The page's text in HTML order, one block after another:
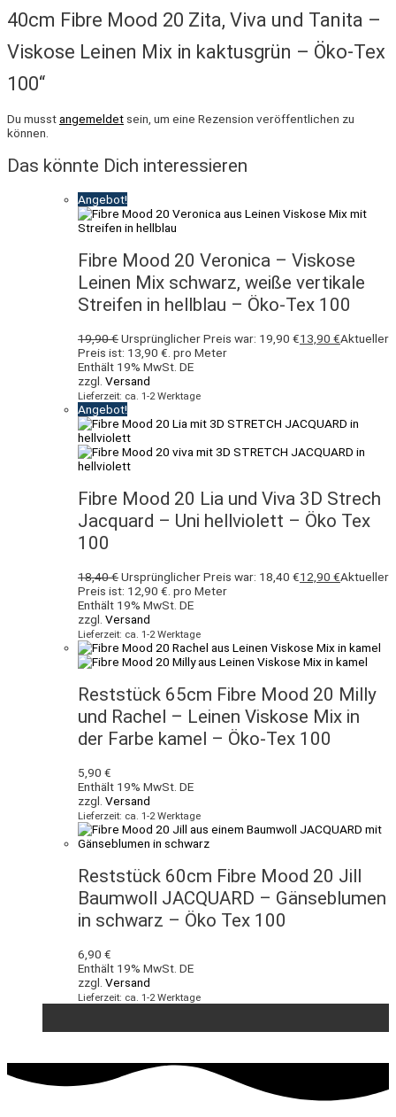
40cm Fibre Mood 20 Zita, Viva und Tanita –
Viskose Leinen Mix in kaktusgrün – Öko-Tex
100“
Du musstangemeldet sein, um eine Rezension veröffentlichen zu
können.
Das könnte Dich interessieren
Angebot!
Fibre Mood 20 Veronica – Viskose
Leinen Mix schwarz, weiße vertikale
Streifen in hellblau – Öko-Tex 100
19,90€Ursprünglicher Preis war: 19,90 €13,90 €Aktueller
Preis ist: 13,90 €. pro Meter
Enthält 19% MwSt. DE
zzgl. Versand
Lieferzeit: ca. 1-2 Werktage
Angebot!
Fibre Mood 20 Lia und Viva 3D Strech
Jacquard – Uni hellviolett – Öko Tex
100
18,40€Ursprünglicher Preis war: 18,40 €12,90 €Aktueller
Preis ist: 12,90 €. pro Meter
Enthält 19% MwSt. DE
zzgl. Versand
Lieferzeit: ca. 1-2 Werktage
Reststück 65cm Fibre Mood 20 Milly
und Rachel – Leinen Viskose Mix in
der Farbe kamel – Öko-Tex 100
5,90 €
Enthält 19% MwSt. DE
zzgl. Versand
Lieferzeit: ca. 1-2 Werktage
Reststück 60cm Fibre Mood 20 Jill
Baumwoll JACQUARD – Gänseblumen
in schwarz – Öko Tex 100
6,90 €
Enthält 19% MwSt. DE
zzgl. Versand
Lieferzeit: ca. 1-2 Werktage